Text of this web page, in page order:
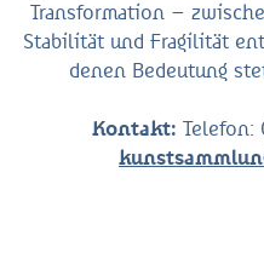
Transformation –
Stabilität und Fragilität
denen Bedeutung
Kontakt: Telefon: